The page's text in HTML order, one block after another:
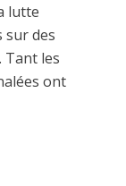
lutte
sur des
Tant les
ont